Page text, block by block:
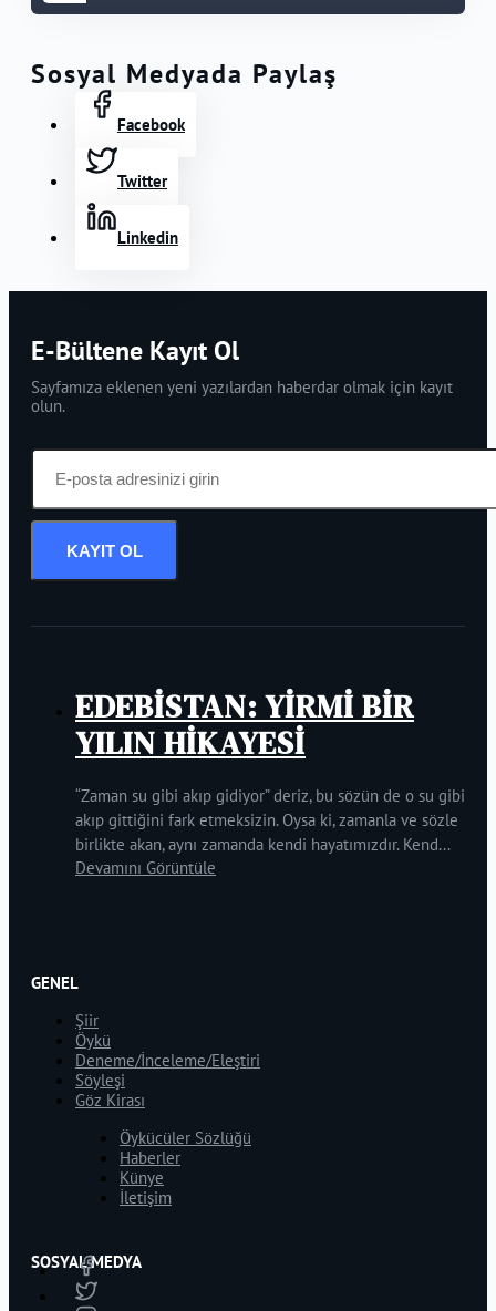
Sosyal Medyada Paylaş
Facebook
Twitter
Linkedin
E-Bültene Kayıt Ol
Sayfamıza eklenen yeni yazılardan haberdar olmak için kayıt
olun.
KAYIT OL
EDEBİSTAN: YİRMİ BİR
YILIN HİKAYESİ
“Zaman su gibi akıp gidiyor” deriz, bu sözün de o su gibi
akıp gittiğini fark etmeksizin. Oysa ki, zamanla ve sözle
birlikte akan, aynı zamanda kendi hayatımızdır. Kend...
Devamını Görüntüle
GENEL
Şiir
Öykü
Deneme/İnceleme/Eleştiri
Söyleşi
Göz Kirası
Öykücüler Sözlüğü
Haberler
Künye
İletişim
SOSYAL MEDYA